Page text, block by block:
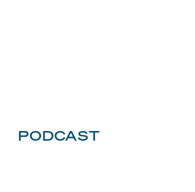
PODCAST